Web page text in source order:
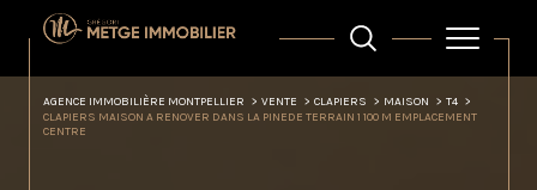
AGENCE IMMOBILIÈRE MONTPELLIER VENTE CLAPIERS MAISON
T4
CLAPIERS MAISON A RENOVER DANS LA PINEDE TERRAIN 1 100 M EMPLACEMENT
CENTRE